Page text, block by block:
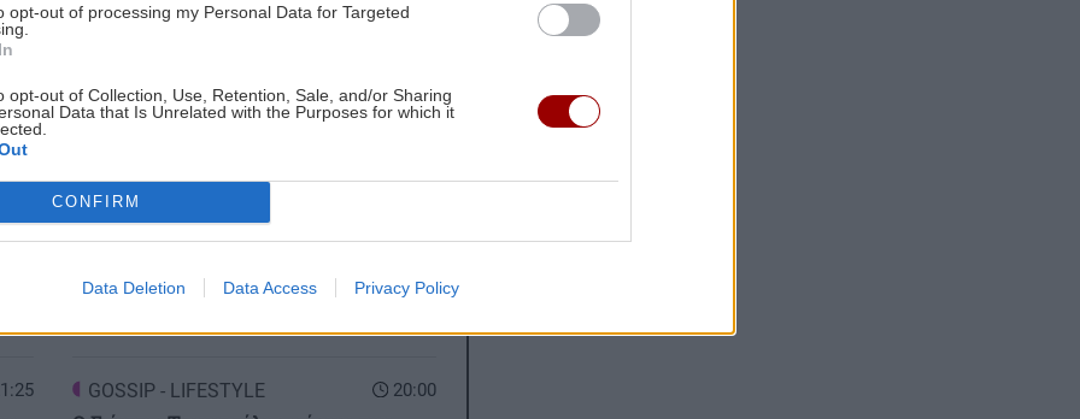
opt-out of processing my Personal Data for Targeted
opt-out of Collection, Use, Retention, Sale, and/or Sharing
Data that Is Unrelated with the Purposes for which it
CONFIRM
Data Deletion Data Access Privacy Policy
ΕΙΔΗΣΕΩΝ
20:24
BUSINESS
Με τη MINOAN LINES, το ταξίδι έχει
ΕΛΛΑΔΑ
αποκατάστασης των οικοσυστημάτων
20:00
GOSSIP - LIFESTYLE